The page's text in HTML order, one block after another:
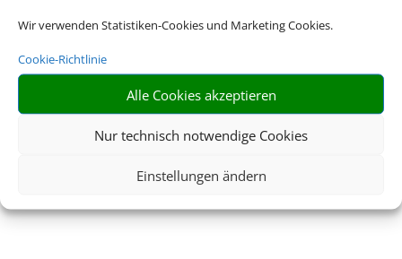
Wir verwenden Statistiken-Cookies und Marketing Cookies.
Cookie-Richtlinie
Alle Cookies akzeptieren
Nur technisch notwendige Cookies
Einstellungen ändern
Schreiben Sie uns eine Email